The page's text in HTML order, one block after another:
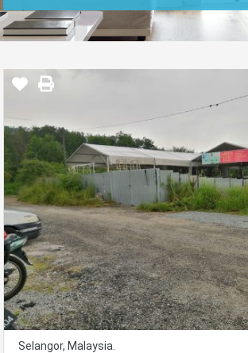
Selangor, Malaysia.